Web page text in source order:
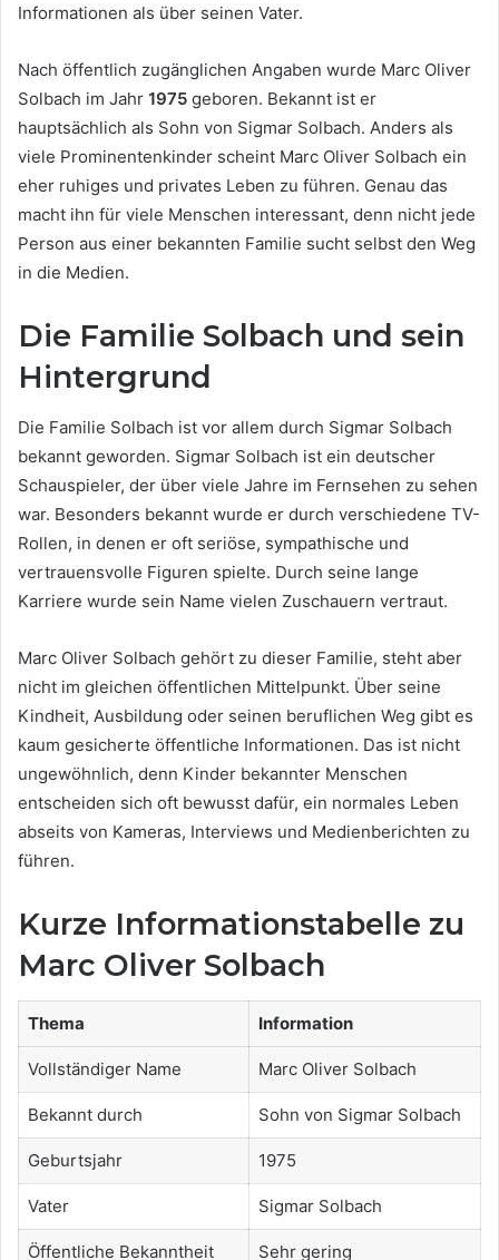
Informationen als über seinen Vater.
Nach öffentlich zugänglichen Angaben wurde Marc Oliver
Solbach im Jahr 1975 geboren. Bekannt ist er
hauptsächlich als Sohn von Sigmar Solbach. Anders als
viele Prominentenkinder scheint Marc Oliver Solbach ein
eher ruhiges und privates Leben zu führen. Genau das
macht ihn für viele Menschen interessant, denn nicht jede
Person aus einer bekannten Familie sucht selbst den Weg
in die Medien.
Die Familie Solbach und sein
Hintergrund
Die Familie Solbach ist vor allem durch Sigmar Solbach
bekannt geworden. Sigmar Solbach ist ein deutscher
Schauspieler, der über viele Jahre im Fernsehen zu sehen
war. Besonders bekannt wurde er durch verschiedene TV-
Rollen, in denen er oft seriöse, sympathische und
vertrauensvolle Figuren spielte. Durch seine lange
Karriere wurde sein Name vielen Zuschauern vertraut.
Marc Oliver Solbach gehört zu dieser Familie, steht aber
nicht im gleichen öffentlichen Mittelpunkt. Über seine
Kindheit, Ausbildung oder seinen beruflichen Weg gibt es
kaum gesicherte öffentliche Informationen. Das ist nicht
ungewöhnlich, denn Kinder bekannter Menschen
entscheiden sich oft bewusst dafür, ein normales Leben
abseits von Kameras, Interviews und Medienberichten zu
führen.
Kurze Informationstabelle zu
Marc Oliver Solbach
Thema Information
Vollständiger Name Marc Oliver Solbach
Bekannt durch Sohn von Sigmar Solbach
Geburtsjahr 1975
Vater Sigmar Solbach
Öffentliche Bekanntheit Sehr gering